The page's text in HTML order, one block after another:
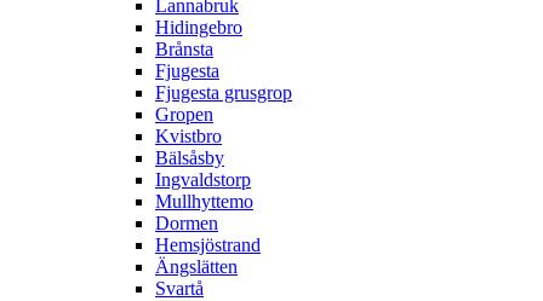
Lannabruk
Hidingebro
Brånsta
Fjugesta
Fjugesta grusgrop
Gropen
Kvistbro
Bälsåsby
Ingvaldstorp
Mullhyttemo
Dormen
Hemsjöstrand
Ängslätten
Svartå